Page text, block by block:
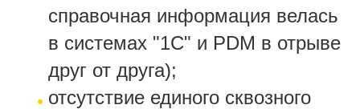
справочная информация велась
в системах "1С" и PDM в отрыве
друг от друга);
отсутствие единого сквозного